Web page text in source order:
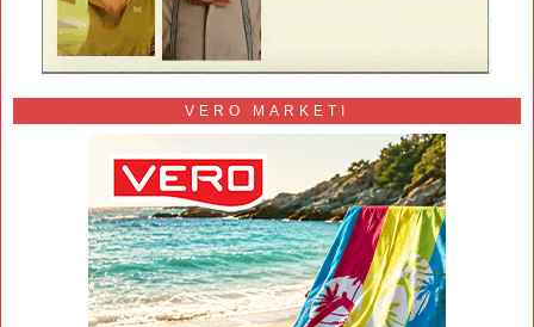
VERO MARKETI